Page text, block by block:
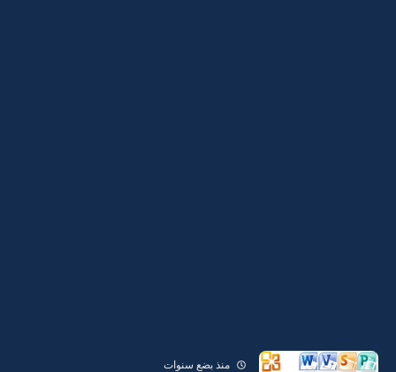
منذ بضع سنوات